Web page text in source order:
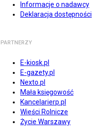
Informacje o nadawcy
Deklaracja dostępności
PARTNERZY
E-kiosk.pl
E-gazety.pl
Nexto.pl
Mała księgowość
Kancelarierp.pl
Wieści Rolnicze
Życie Warszawy